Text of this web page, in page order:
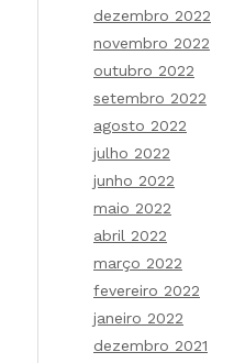
dezembro 2022
novembro 2022
outubro 2022
setembro 2022
agosto 2022
julho 2022
junho 2022
maio 2022
abril 2022
março 2022
fevereiro 2022
janeiro 2022
dezembro 2021